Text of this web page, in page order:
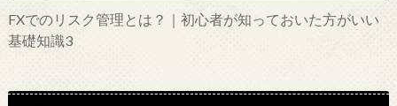
FXでのリスク管理とは？｜初心者が知っておいた方がいい
基礎知識3